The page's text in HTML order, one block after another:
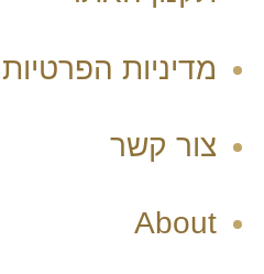
מדיניות הפרטיות
צור קשר
About